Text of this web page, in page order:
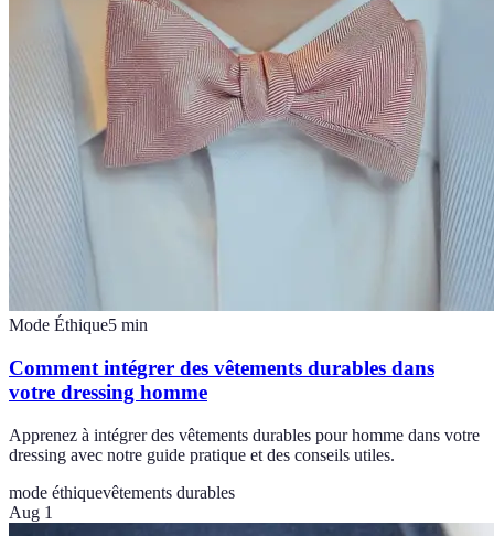
Mode Éthique5 min
Comment intégrer des vêtements durables dans
votre dressing homme
Apprenez à intégrer des vêtements durables pour homme dans votre
dressing avec notre guide pratique et des conseils utiles.
mode éthiquevêtements durables
Aug 1